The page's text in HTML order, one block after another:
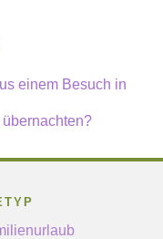
einem Besuch in